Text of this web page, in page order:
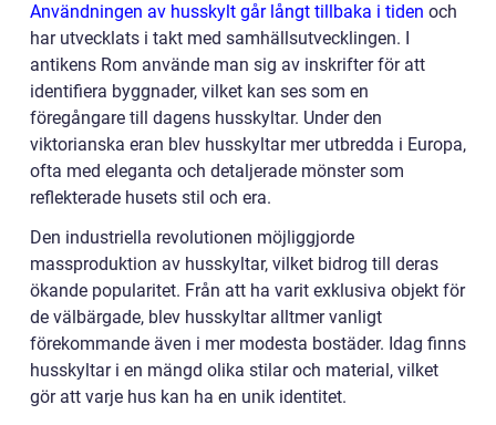
Användningen av husskylt går långt tillbaka i tiden och
har utvecklats i takt med samhällsutvecklingen. I
antikens Rom använde man sig av inskrifter för att
identifiera byggnader, vilket kan ses som en
föregångare till dagens husskyltar. Under den
viktorianska eran blev husskyltar mer utbredda i Europa,
ofta med eleganta och detaljerade mönster som
reflekterade husets stil och era.
Den industriella revolutionen möjliggjorde
massproduktion av husskyltar, vilket bidrog till deras
ökande popularitet. Från att ha varit exklusiva objekt för
de välbärgade, blev husskyltar alltmer vanligt
förekommande även i mer modesta bostäder. Idag finns
husskyltar i en mängd olika stilar och material, vilket
gör att varje hus kan ha en unik identitet.